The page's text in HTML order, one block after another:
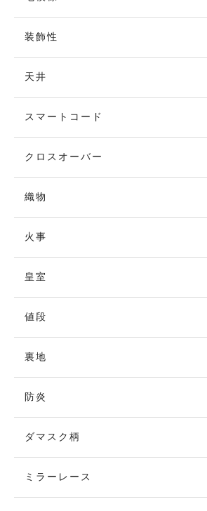
装飾性
天井
スマートコード
クロスオーバー
織物
火事
皇室
値段
裏地
防炎
ダマスク柄
ミラーレース